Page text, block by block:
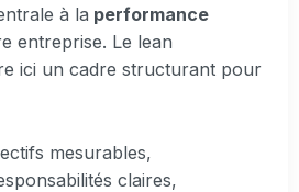
à la performance
entreprise. Le lean
ici un cadre structurant pour
mesurables,
claires,